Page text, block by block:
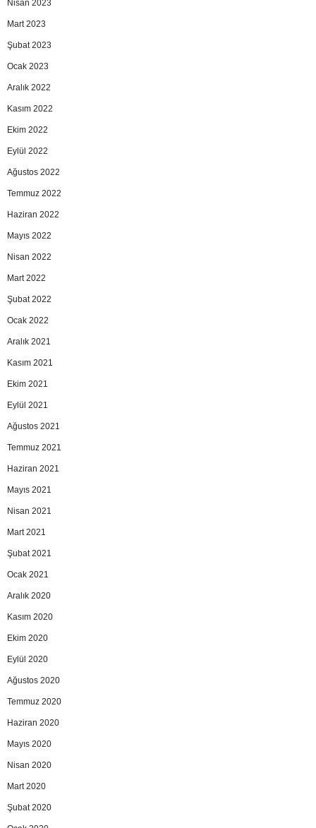
Nisan 2023
Mart 2023
Şubat 2023
Ocak 2023
Aralık 2022
Kasım 2022
Ekim 2022
Eylül 2022
Ağustos 2022
Temmuz 2022
Haziran 2022
Mayıs 2022
Nisan 2022
Mart 2022
Şubat 2022
Ocak 2022
Aralık 2021
Kasım 2021
Ekim 2021
Eylül 2021
Ağustos 2021
Temmuz 2021
Haziran 2021
Mayıs 2021
Nisan 2021
Mart 2021
Şubat 2021
Ocak 2021
Aralık 2020
Kasım 2020
Ekim 2020
Eylül 2020
Ağustos 2020
Temmuz 2020
Haziran 2020
Mayıs 2020
Nisan 2020
Mart 2020
Şubat 2020